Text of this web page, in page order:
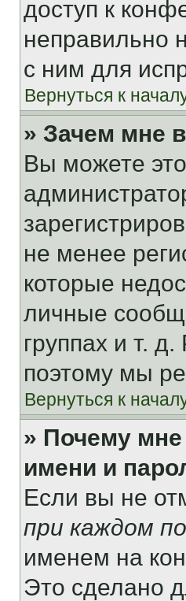
доступ к
неправильно
с ним для
Вернуться к
» Зачем мне
Вы можете
не менее
которые
личные
группах и т.
поэтому мы
Вернуться к
» Почему мне
имени и
Если вы не
при каждом
именем на
Это сделано